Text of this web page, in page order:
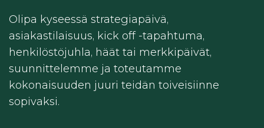
Olipa kyseessä strategiapäivä,
asiakastilaisuus, kick off -tapahtuma,
henkilöstöjuhla, häät tai merkkipäivät,
suunnittelemme ja toteutamme
kokonaisuuden juuri teidän toiveisiinne
sopivaksi.